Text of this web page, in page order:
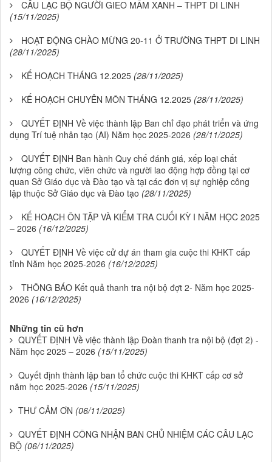
CÂU LẠC BỘ NGƯỜI GIEO MẦM XANH – THPT DI LINH
(15/11/2025)
HOẠT ĐỘNG CHÀO MỪNG 20-11 Ở TRƯỜNG THPT DI LINH
(28/11/2025)
KẾ HOẠCH THÁNG 12.2025 (28/11/2025)
KẾ HOẠCH CHUYÊN MÔN THÁNG 12.2025 (28/11/2025)
QUYẾT ĐỊNH Về việc thành lập Ban chỉ đạo phát triển và ứng
dụng Trí tuệ nhân tạo (AI) Năm học 2025-2026 (28/11/2025)
QUYẾT ĐỊNH Ban hành Quy chế đánh giá, xếp loại chất
lượng công chức, viên chức và người lao động hợp đồng tại cơ
quan Sở Giáo dục và Đào tạo và tại các đơn vị sự nghiệp công
lập thuộc Sở Giáo dục và Đào tạo (28/11/2025)
KẾ HOẠCH ÔN TẬP VÀ KIỂM TRA CUỐI KỲ I NĂM HỌC 2025
– 2026 (16/12/2025)
QUYẾT ĐỊNH Về việc cử dự án tham gia cuộc thi KHKT cấp
tỉnh Năm học 2025-2026 (16/12/2025)
THÔNG BÁO Kết quả thanh tra nội bộ đợt 2- Năm học 2025-
2026 (16/12/2025)
Những tin cũ hơn
QUYẾT ĐỊNH Về việc thành lập Đoàn thanh tra nội bộ (đợt 2) -
Năm học 2025 – 2026 (15/11/2025)
Quyết định thành lập ban tổ chức cuộc thi KHKT cấp cơ sở
năm học 2025-2026 (15/11/2025)
THƯ CẢM ƠN (06/11/2025)
QUYẾT ĐỊNH CÔNG NHẬN BAN CHỦ NHIỆM CÁC CÂU LẠC
BỘ (06/11/2025)